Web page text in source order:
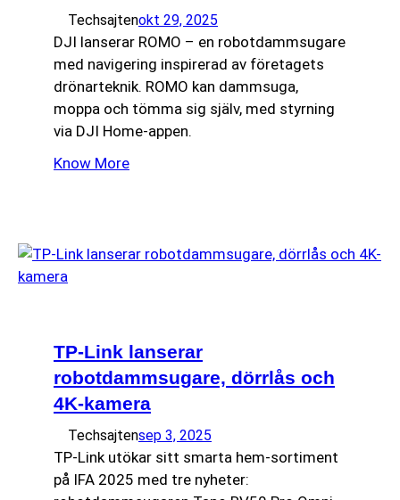
Techsajtenokt 29, 2025
DJI lanserar ROMO – en robotdammsugare
med navigering inspirerad av företagets
drönarteknik. ROMO kan dammsuga,
moppa och tömma sig själv, med styrning
via DJI Home-appen.
Know More
TP-Link lanserar
robotdammsugare, dörrlås och
4K-kamera
Techsajtensep 3, 2025
TP-Link utökar sitt smarta hem-sortiment
på IFA 2025 med tre nyheter: